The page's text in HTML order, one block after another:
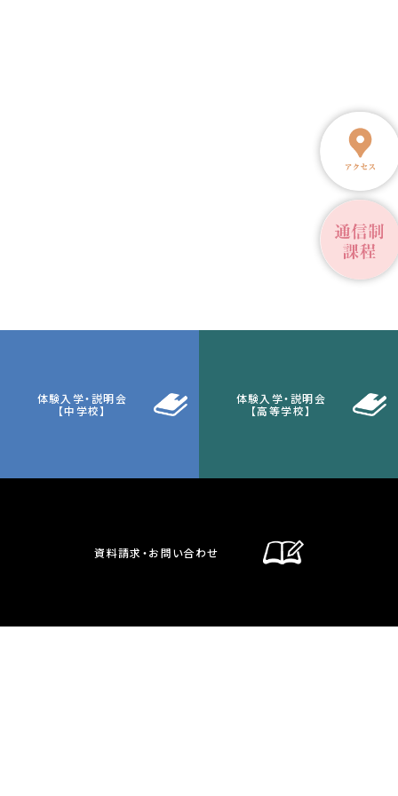
体験入学・説明会
【中学校】
体験入学・説明会
【高等学校】
資料請求・お問い合わせ